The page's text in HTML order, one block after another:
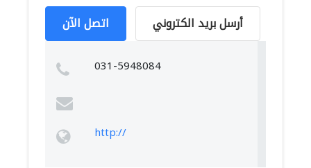
اتصل الآن أرسل بريد الكتروني
031-5948084
http://